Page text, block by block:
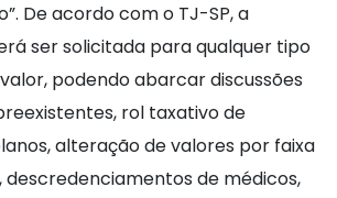
De acordo com o TJ-SP, a
ser solicitada para qualquer tipo
podendo abarcar discussões
rol taxativo de
alteração de valores por faixa
descredenciamentos de médicos,